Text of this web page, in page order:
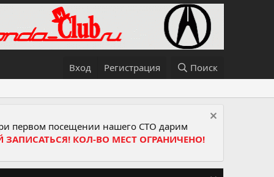
Вход Регистрация Поиск
первом посещении нашего СТО дарим
ЗАПИСАТЬСЯ! КОЛ-ВО МЕСТ ОГРАНИЧЕНО!